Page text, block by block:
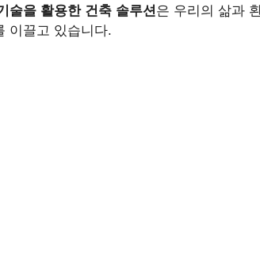
술을 활용한 건축 솔루션은 우리의 삶과
이끌고 있습니다.